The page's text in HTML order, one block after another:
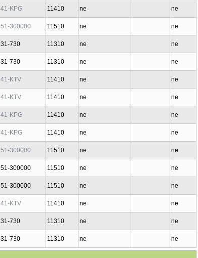
41-KPG 11410 ne ne
51-300000 11510 ne ne
31-730 11310 ne ne
31-730 11310 ne ne
41-KTV 11410 ne ne
41-KTV 11410 ne ne
41-KPG 11410 ne ne
41-KPG 11410 ne ne
51-300000 11510 ne ne
51-300000 11510 ne ne
51-300000 11510 ne ne
41-KTV 11410 ne ne
31-730 11310 ne ne
31-730 11310 ne ne